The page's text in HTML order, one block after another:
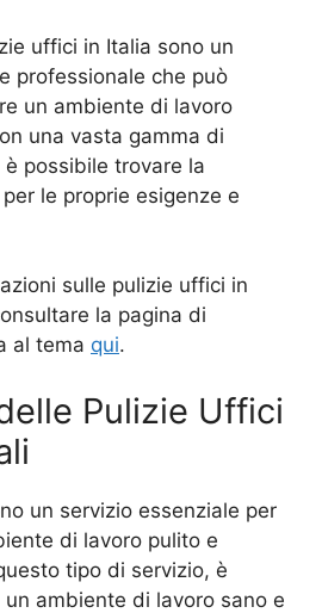
uffici in Italia sono un
professionale che può
un ambiente di lavoro
una vasta gamma di
possibile trovare la
le proprie esigenze e
sulle pulizie uffici in
la pagina di
al tema qui.
Pulizie Uffici
un servizio essenziale per
di lavoro pulito e
tipo di servizio, è
ambiente di lavoro sano e